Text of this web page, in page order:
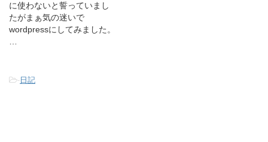
に使わないと誓っていまし
たがまぁ気の迷いで
wordpressにしてみました。
…
- 日記